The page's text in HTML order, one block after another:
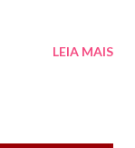
LEIA MAIS